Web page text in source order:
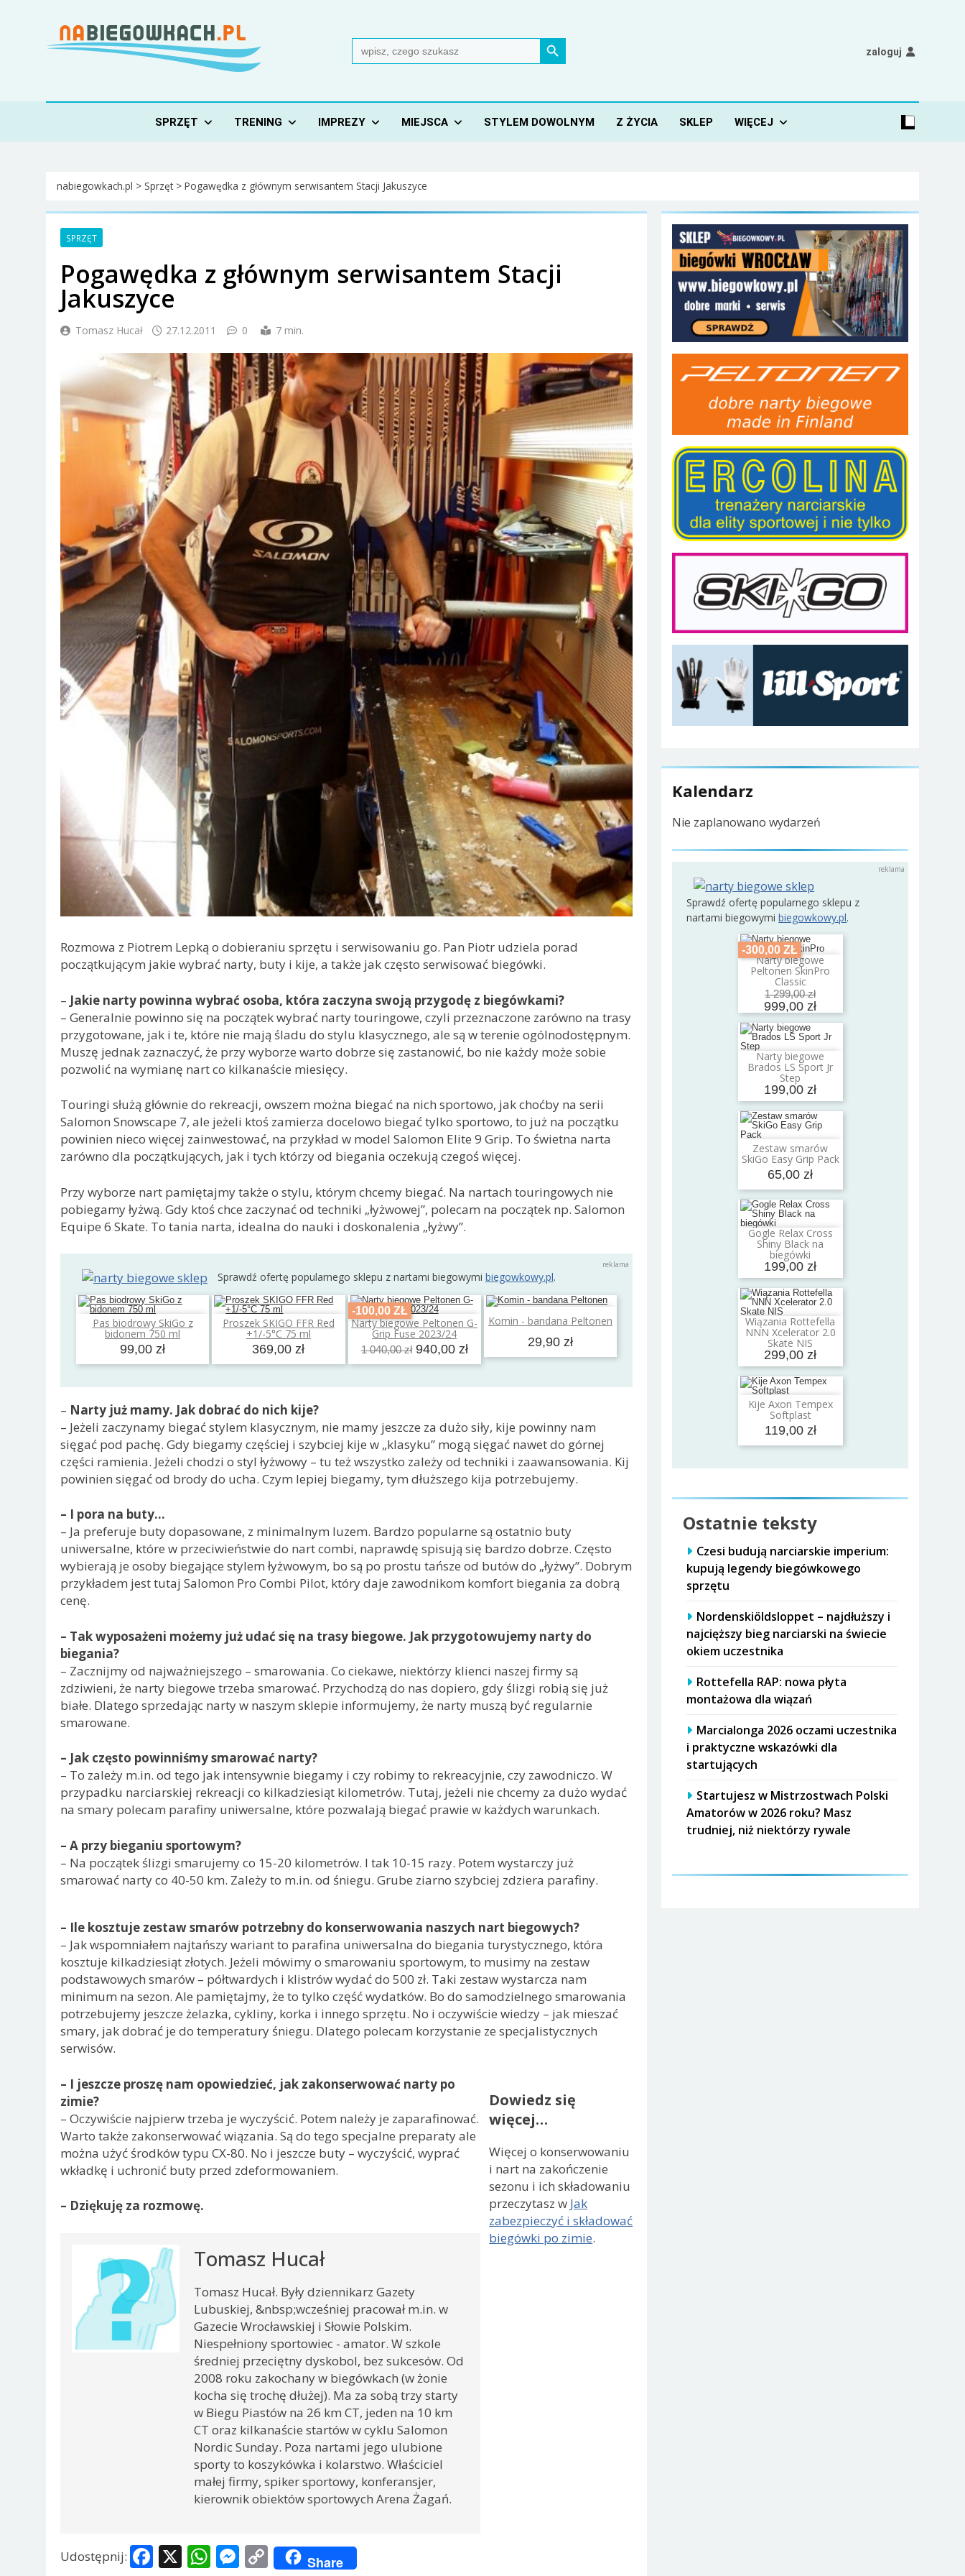
Nabiegowkach.pl
Search
for:
Search Button
zaloguj
SPRZĘT TRENING IMPREZY MIEJSCA STYLEM DOWOLNYM Z ŻYCIA SKLEP WIĘCEJ
nabiegowkach.pl > Sprzęt > Pogawędka z głównym serwisantem Stacji Jakuszyce
SPRZĘT
Pogawędka z głównym serwisantem Stacji
Jakuszyce
Tomasz Hucał 27.12.2011 0 7 min.
Rozmowa z Piotrem Lepką o dobieraniu sprzętu i serwisowaniu go. Pan Piotr udziela porad
początkującym jakie wybrać narty, buty i kije, a także jak często serwisować biegówki.
– Jakie narty powinna wybrać osoba, która zaczyna swoją przygodę z biegówkami?
– Generalnie powinno się na początek wybrać narty touringowe, czyli przeznaczone zarówno na trasy
przygotowane, jak i te, które nie mają śladu do stylu klasycznego, ale są w terenie ogólnodostępnym.
Muszę jednak zaznaczyć, że przy wyborze warto dobrze się zastanowić, bo nie każdy może sobie
pozwolić na wymianę nart co kilkanaście miesięcy.
Touringi służą głównie do rekreacji, owszem można biegać na nich sportowo, jak choćby na serii
Salomon Snowscape 7, ale jeżeli ktoś zamierza docelowo biegać tylko sportowo, to już na początku
powinien nieco więcej zainwestować, na przykład w model Salomon Elite 9 Grip. To świetna narta
zarówno dla początkujących, jak i tych którzy od biegania oczekują czegoś więcej.
Przy wyborze nart pamiętajmy także o stylu, którym chcemy biegać. Na nartach touringowych nie
pobiegamy łyżwą. Gdy ktoś chce zaczynać od techniki „łyżwowej”, polecam na początek np. Salomon
Equipe 6 Skate. To tania narta, idealna do nauki i doskonalenia „łyżwy”.
Sprawdź ofertę popularnego sklepu z nartami biegowymi biegowkowy.pl.
Pas biodrowy SkiGo z
bidonem 750 ml
99,00 zł
Dodaj do koszyka Proszek SKIGO FFR Red
+1/-5°C 75 ml
369,00 zł
Dodaj do koszyka
-100,00 ZŁ
Narty biegowe Peltonen G-
Grip Fuse 2023/24
1 040,00 zł 940,00 zł
Dodaj do koszyka Komin - bandana Peltonen
29,90 zł
Dodaj do koszyka
– Narty już mamy. Jak dobrać do nich kije?
– Jeżeli zaczynamy biegać stylem klasycznym, nie mamy jeszcze za dużo siły, kije powinny nam
sięgać pod pachę. Gdy biegamy częściej i szybciej kije w „klasyku” mogą sięgać nawet do górnej
części ramienia. Jeżeli chodzi o styl łyżwowy – tu też wszystko zależy od techniki i zaawansowania. Kij
powinien sięgać od brody do ucha. Czym lepiej biegamy, tym dłuższego kija potrzebujemy.
– I pora na buty…
– Ja preferuje buty dopasowane, z minimalnym luzem. Bardzo popularne są ostatnio buty
uniwersalne, które w przeciwieństwie do nart combi, naprawdę spisują się bardzo dobrze. Często
wybierają je osoby biegające stylem łyżwowym, bo są po prostu tańsze od butów do „łyżwy”. Dobrym
przykładem jest tutaj Salomon Pro Combi Pilot, który daje zawodnikom komfort biegania za dobrą
cenę.
– Tak wyposażeni możemy już udać się na trasy biegowe. Jak przygotowujemy narty do
biegania?
– Zacznijmy od najważniejszego – smarowania. Co ciekawe, niektórzy klienci naszej firmy są
zdziwieni, że narty biegowe trzeba smarować. Przychodzą do nas dopiero, gdy ślizgi robią się już
białe. Dlatego sprzedając narty w naszym sklepie informujemy, że narty muszą być regularnie
smarowane.
– Jak często powinniśmy smarować narty?
– To zależy m.in. od tego jak intensywnie biegamy i czy robimy to rekreacyjnie, czy zawodniczo. W
przypadku narciarskiej rekreacji co kilkadziesiąt kilometrów. Tutaj, jeżeli nie chcemy za dużo wydać
na smary polecam parafiny uniwersalne, które pozwalają biegać prawie w każdych warunkach.
– A przy bieganiu sportowym?
– Na początek ślizgi smarujemy co 15-20 kilometrów. I tak 10-15 razy. Potem wystarczy już
smarować narty co 40-50 km. Zależy to m.in. od śniegu. Grube ziarno szybciej zdziera parafiny.
– Ile kosztuje zestaw smarów potrzebny do konserwowania naszych nart biegowych?
– Jak wspomniałem najtańszy wariant to parafina uniwersalna do biegania turystycznego, która
kosztuje kilkadziesiąt złotych. Jeżeli mówimy o smarowaniu sportowym, to musimy na zestaw
podstawowych smarów – półtwardych i klistrów wydać do 500 zł. Taki zestaw wystarcza nam
minimum na sezon. Ale pamiętajmy, że to tylko część wydatków. Bo do samodzielnego smarowania
potrzebujemy jeszcze żelazka, cykliny, korka i innego sprzętu. No i oczywiście wiedzy – jak mieszać
smary, jak dobrać je do temperatury śniegu. Dlatego polecam korzystanie ze specjalistycznych
serwisów.
Dowiedz się
więcej…
Więcej o konserwowaniu
i nart na zakończenie
sezonu i ich składowaniu
przeczytasz w Jak
zabezpieczyć i składować
biegówki po zimie.
– I jeszcze proszę nam opowiedzieć, jak zakonserwować narty po
zimie?
– Oczywiście najpierw trzeba je wyczyścić. Potem należy je zaparafinować.
Warto także zakonserwować wiązania. Są do tego specjalne preparaty ale
można użyć środków typu CX-80. No i jeszcze buty – wyczyścić, wyprać
wkładkę i uchronić buty przed zdeformowaniem.
– Dziękuję za rozmowę.
Tomasz Hucał
Tomasz Hucał. Były dziennikarz Gazety
Lubuskiej, &nbsp;wcześniej pracował m.in. w
Gazecie Wrocławskiej i Słowie Polskim.
Niespełniony sportowiec - amator. W szkole
średniej przeciętny dyskobol, bez sukcesów. Od
2008 roku zakochany w biegówkach (w żonie
kocha się trochę dłużej). Ma za sobą trzy starty
w Biegu Piastów na 26 km CT, jeden na 10 km
CT oraz kilkanaście startów w cyklu Salomon
Nordic Sunday. Poza nartami jego ulubione
sporty to koszykówka i kolarstwo. Właściciel
małej firmy, spiker sportowy, konferansjer,
kierownik obiektów sportowych Arena Żagań.
Udostępnij: Facebook
X WhatsApp
Messenger
CopyShare
Kalendarz
Nie zaplanowano wydarzeń
Sprawdź ofertę popularnego sklepu z
nartami biegowymibiegowkowy.pl.
-300,00 ZŁ
Narty biegowe
Peltonen SkinPro
Classic
1 299,00 zł
999,00 zł
Dodaj do koszyka
Narty biegowe
Brados LS Sport Jr
Step
199,00 zł
Dodaj do koszyka
Zestaw smarów
SkiGo Easy Grip Pack
65,00 zł
Dodaj do koszyka
Gogle Relax Cross
Shiny Black na
biegówki
199,00 zł
Dodaj do koszyka
Wiązania Rottefella
NNN Xcelerator 2.0
Skate NIS
299,00 zł
Dodaj do koszyka
Kije Axon Tempex
Softplast
119,00 zł
Dodaj do koszyka
Ostatnie teksty
Czesi budują narciarskie imperium:
kupują legendy biegówkowego
sprzętu
Nordenskiöldsloppet – najdłuższy i
najcięższy bieg narciarski na świecie
okiem uczestnika
Rottefella RAP: nowa płyta
montażowa dla wiązań
Marcialonga 2026 oczami uczestnika
i praktyczne wskazówki dla
startujących
Startujesz w Mistrzostwach Polski
Amatorów w 2026 roku? Masz
trudniej, niż niektórzy rywale